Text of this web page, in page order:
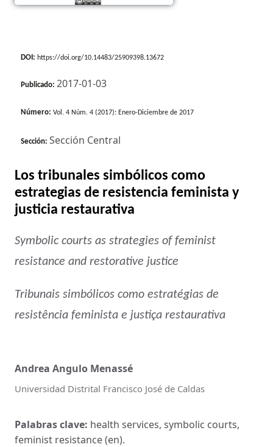
DOI: https://doi.org/10.14483/25909398.13672
Publicado: 2017-01-03
Número: Vol. 4 Núm. 4 (2017): Enero-Diciembre de 2017
Sección: Sección Central
Los tribunales simbólicos como
estrategias de resistencia feminista y
justicia restaurativa
Symbolic courts as strategies of feminist
resistance and restorative justice
Tribunais simbólicos como estratégias de
resistência feminista e justiça restaurativa
Andrea Angulo Menassé
Universidad Distrital Francisco José de Caldas
Palabras clave: health services, symbolic courts,
feminist resistance (en).